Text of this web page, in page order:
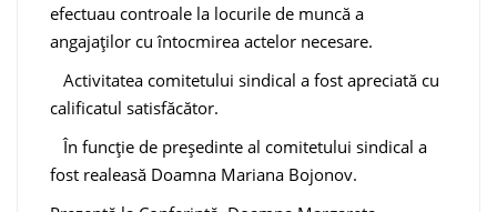
efectuau controale la locurile de muncă a
angajaților cu întocmirea actelor necesare.
Activitatea comitetului sindical a fost apreciată cu
calificatul satisfăcător.
În funcție de președinte al comitetului sindical a
fost realeasă Doamna Mariana Bojonov.